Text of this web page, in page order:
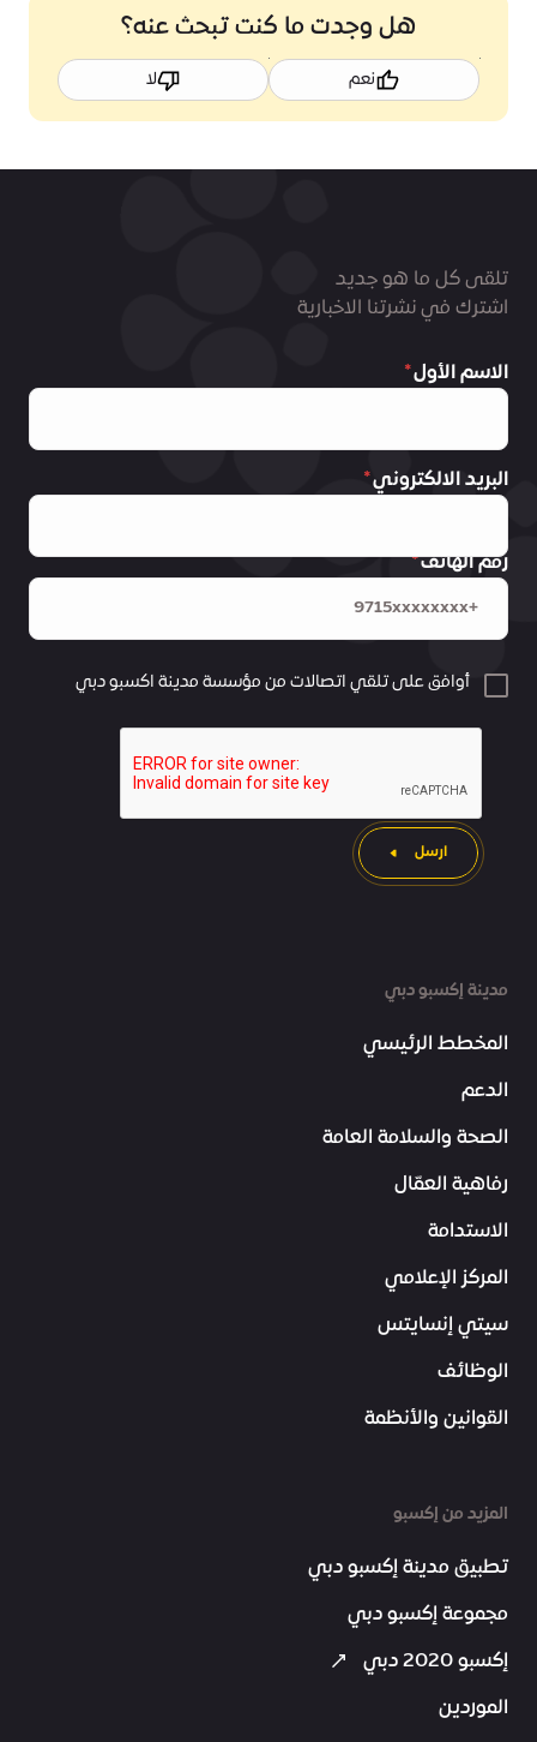
هل وجدت ما كنت تبحث عنه؟
نعم لا
مدينة إكسبو دبي
المخطط الرئيسي
الدعم
الصحة والسلامة العامة
رفاهية العمّال
الاستدامة
المركز الإعلامي
سيتي إنسايتس
الوظائف
القوانين والأنظمة
المزيد من إكسبو
تطبيق مدينة إكسبو دبي
مجموعة إكسبو دبي
إكسبو 2020 دبي
الموردين
تلقى كل ما هو جديد
اشترك في نشرتنا الاخبارية
الاسم الأول
البريد الالكتروني
رقم الهاتف
أوافق على تلقي اتصالات من مؤسسة مدينة اكسبو دبي
ارسل